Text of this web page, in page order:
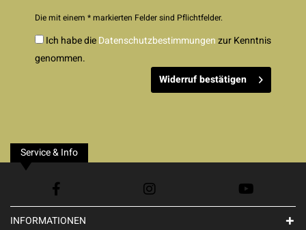
Die mit einem * markierten Felder sind Pflichtfelder.
Ich habe dieDatenschutzbestimmungenzur Kenntnis
genommen.
Widerruf bestätigen
Service & Info
INFORMATIONEN